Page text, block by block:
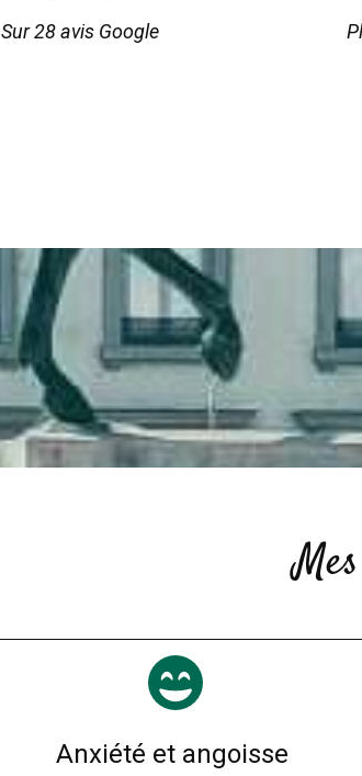
Sur 28 avis Google
Anxiété et angoisse